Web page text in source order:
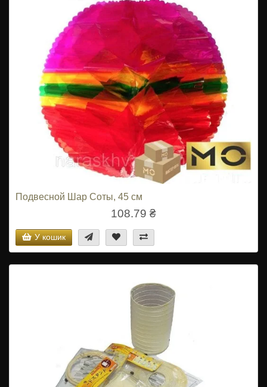
Подвесной Шар Соты, 45 см
108.79 ₴
У кошик